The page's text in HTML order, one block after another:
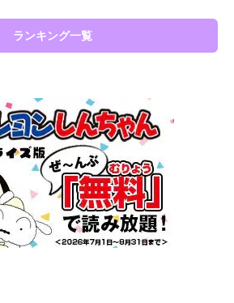
ランキング一覧